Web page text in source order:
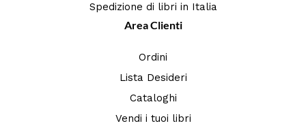
Spedizione di libri in Italia
Area Clienti
Ordini
Lista Desideri
Cataloghi
Vendi i tuoi libri